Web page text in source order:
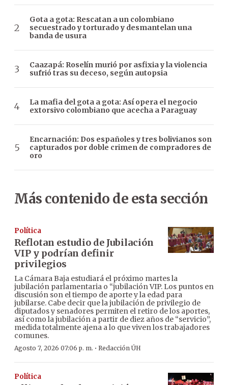
Gota a gota: Rescatan a un colombiano
secuestrado y torturado y desmantelan una
banda de usura
Caazapá: Roselín murió por asfixia y la violencia
sufrió tras su deceso, según autopsia
La mafia del gota a gota: Así opera el negocio
extorsivo colombiano que acecha a Paraguay
Encarnación: Dos españoles y tres bolivianos son
capturados por doble crimen de compradores de
oro
Más contenido de esta sección
Política
Reflotan estudio de Jubilación
VIP y podrían definir
privilegios
La Cámara Baja estudiará el próximo martes la
jubilación parlamentaria o “jubilación VIP. Los puntos en
discusión son el tiempo de aporte y la edad para
jubilarse. Cabe decir que la jubilación de privilegio de
diputados y senadores permiten el retiro de los aportes,
así como la jubilación a partir de diez años de “servicio”,
medida totalmente ajena a lo que viven los trabajadores
comunes.
Agosto 7, 2026 07:06 p. m. · Redacción ÚH
Política